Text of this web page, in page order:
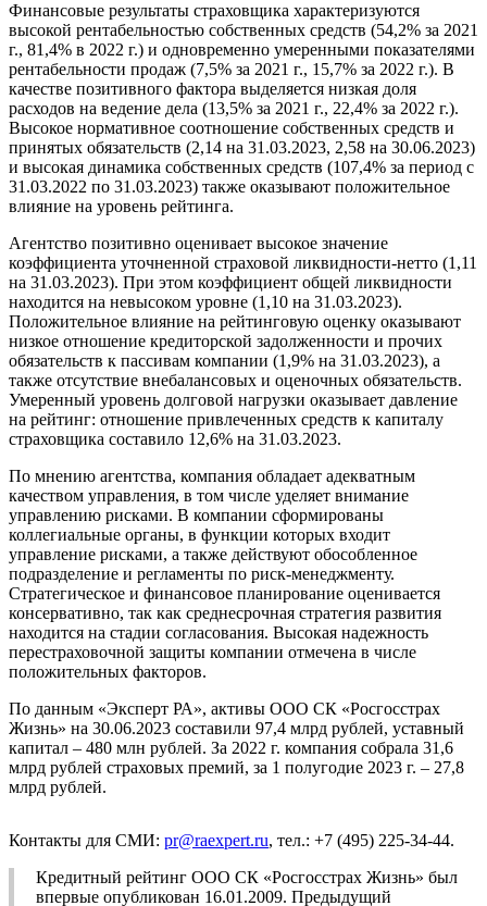
Финансовые результаты страховщика характеризуются
высокой рентабельностью собственных средств (54,2% за 2021
г., 81,4% в 2022 г.) и одновременно умеренными показателями
рентабельности продаж (7,5% за 2021 г., 15,7% за 2022 г.). В
качестве позитивного фактора выделяется низкая доля
расходов на ведение дела (13,5% за 2021 г., 22,4% за 2022 г.).
Высокое нормативное соотношение собственных средств и
принятых обязательств (2,14 на 31.03.2023, 2,58 на 30.06.2023)
и высокая динамика собственных средств (107,4% за период с
31.03.2022 по 31.03.2023) также оказывают положительное
влияние на уровень рейтинга.
Агентство позитивно оценивает высокое значение
коэффициента уточненной страховой ликвидности-нетто (1,11
на 31.03.2023). При этом коэффициент общей ликвидности
находится на невысоком уровне (1,10 на 31.03.2023).
Положительное влияние на рейтинговую оценку оказывают
низкое отношение кредиторской задолженности и прочих
обязательств к пассивам компании (1,9% на 31.03.2023), а
также отсутствие внебалансовых и оценочных обязательств.
Умеренный уровень долговой нагрузки оказывает давление
на рейтинг: отношение привлеченных средств к капиталу
страховщика составило 12,6% на 31.03.2023.
По мнению агентства, компания обладает адекватным
качеством управления, в том числе уделяет внимание
управлению рисками. В компании сформированы
коллегиальные органы, в функции которых входит
управление рисками, а также действуют обособленное
подразделение и регламенты по риск-менеджменту.
Стратегическое и финансовое планирование оценивается
консервативно, так как среднесрочная стратегия развития
находится на стадии согласования. Высокая надежность
перестраховочной защиты компании отмечена в числе
положительных факторов.
По данным «Эксперт РА», активы ООО СК «Росгосстрах
Жизнь» на 30.06.2023 составили 97,4 млрд рублей, уставный
капитал – 480 млн рублей. За 2022 г. компания собрала 31,6
млрд рублей страховых премий, за 1 полугодие 2023 г. – 27,8
млрд рублей.
Контакты для СМИ: pr@raexpert.ru, тел.: +7 (495) 225-34-44.
Кредитный рейтинг ООО СК «Росгосстрах Жизнь» был
впервые опубликован 16.01.2009. Предыдущий